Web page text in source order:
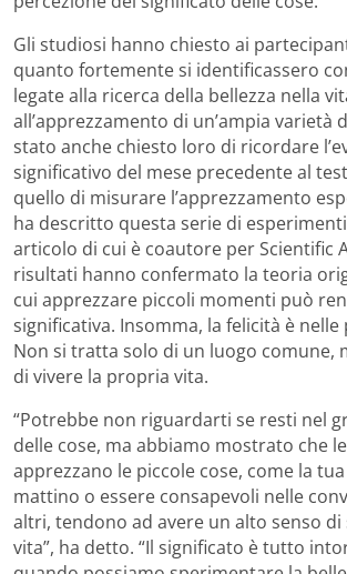
Gli studiosi hanno chiesto ai
quanto fortemente si identificassero
legate alla ricerca della bellezza nella
all’apprezzamento di un’ampia varietà
stato anche chiesto loro di ricordare
significativo del mese precedente al
quello di misurare l’apprezzamento
ha descritto questa serie di
articolo di cui è coautore per Scientific
risultati hanno confermato la teoria
cui apprezzare piccoli momenti può
significativa. Insomma, la felicità è nelle
Non si tratta solo di un luogo comune,
di vivere la propria vita.
“Potrebbe non riguardarti se resti nel
delle cose, ma abbiamo mostrato che
apprezzano le piccole cose, come la
mattino o essere consapevoli nelle
altri, tendono ad avere un alto senso di
vita”, ha detto. “Il significato è tutto